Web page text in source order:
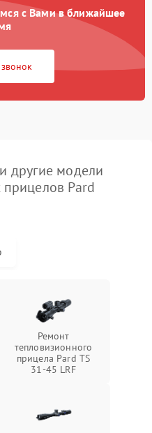
с Вами в ближайшее
другие модели
Pard
Ремонт
тепловизионного
прицела Pard TS
31-45 LRF